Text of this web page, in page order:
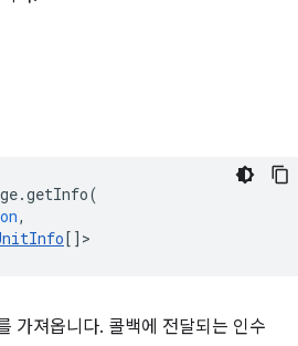
.getInfo(
,
[] >
가져옵니다. 콜백에 전달되는 인수